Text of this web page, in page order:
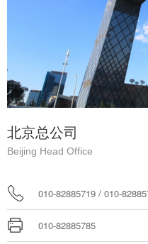
北京总公司
Beijing Head Office
010-82885719 / 010-
010-82885785